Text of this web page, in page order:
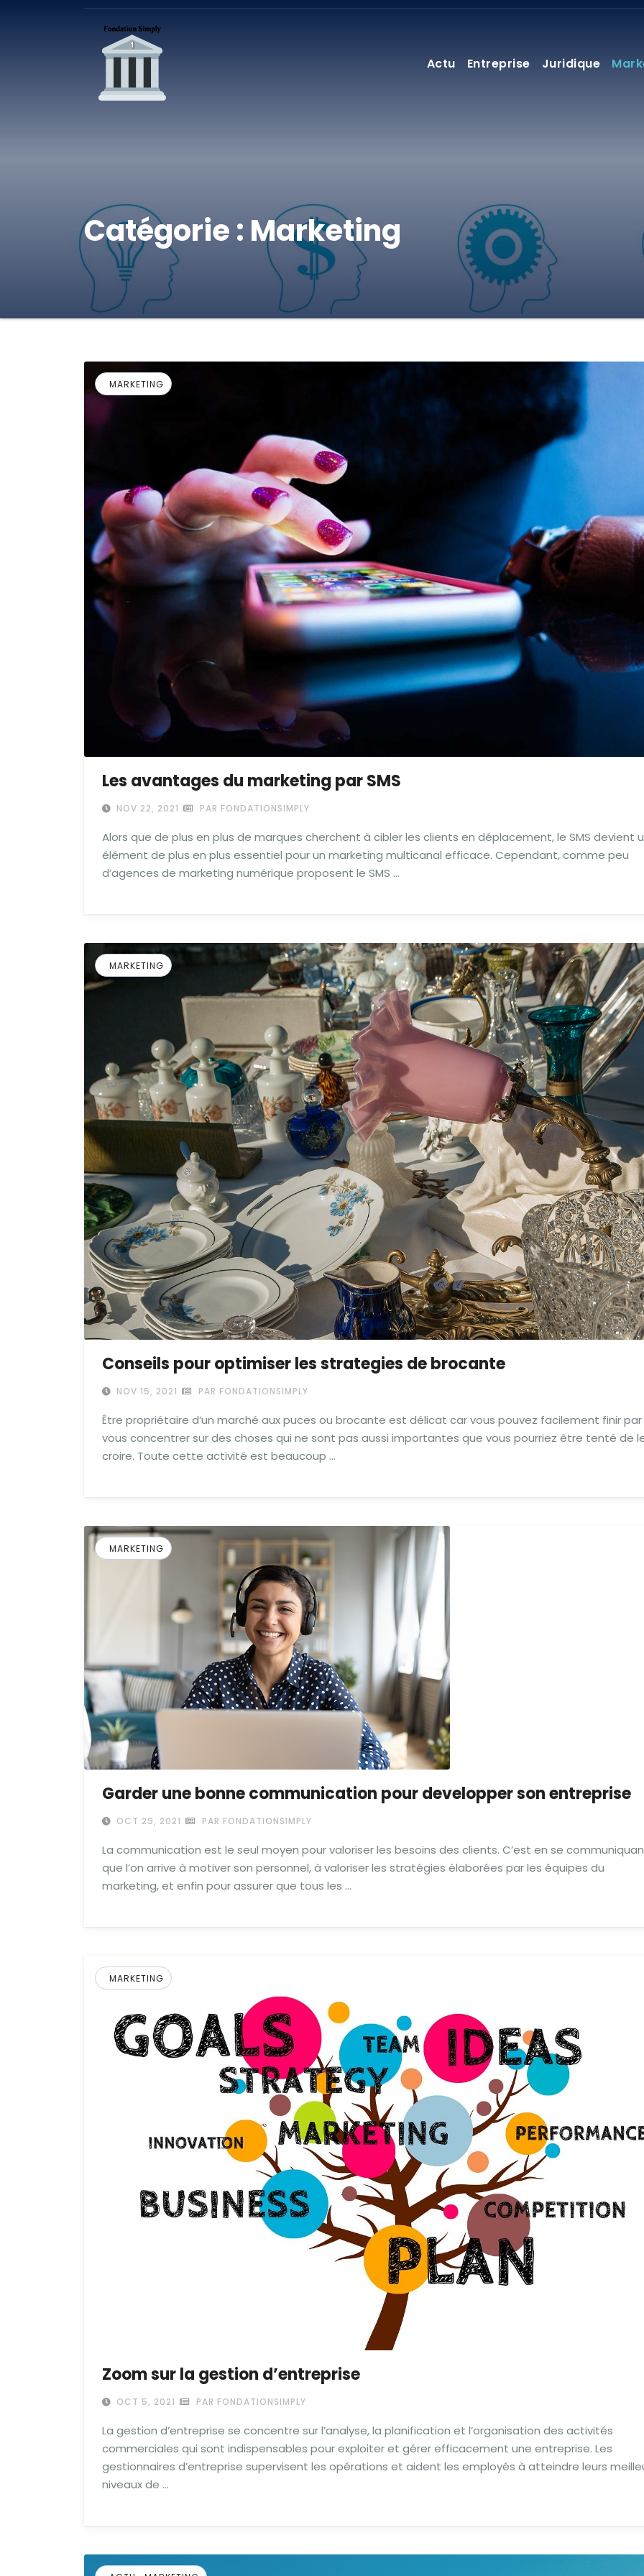
Actu Entreprise Juridique
Catégorie : Marketing
MARKETING
Les avantages du marketing par SMS
NOV 22, 2021 PAR FONDATIONSIMPLY
Alors que de plus en plus de marques cherchent à cibler les clients en déplacement, le SMS devient
élément de plus en plus essentiel pour un marketing multicanal efficace. Cependant, comme peu
d’agences de marketing numérique proposent le SMS …
MARKETING
Conseils pour optimiser les strategies de brocante
NOV 15, 2021 PAR FONDATIONSIMPLY
Être propriétaire d’un marché aux puces ou brocante est délicat car vous pouvez facilement finir par
vous concentrer sur des choses qui ne sont pas aussi importantes que vous pourriez être tenté de
croire. Toute cette activité est beaucoup …
MARKETING
Garder une bonne communication pour developper son entreprise
OCT 29, 2021 PAR FONDATIONSIMPLY
La communication est le seul moyen pour valoriser les besoins des clients. C’est en se
que l’on arrive à motiver son personnel, à valoriser les stratégies élaborées par les équipes du
marketing, et enfin pour assurer que tous les …
MARKETING
Zoom sur la gestion d’entreprise
OCT 5, 2021 PAR FONDATIONSIMPLY
La gestion d’entreprise se concentre sur l’analyse, la planification et l’organisation des activités
commerciales qui sont indispensables pour exploiter et gérer efficacement une entreprise. Les
gestionnaires d’entreprise supervisent les opérations et aident les employés à atteindre leurs
niveaux de …